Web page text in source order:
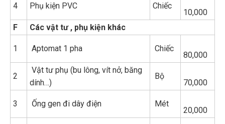
4 Phụ kiện PVC Chiếc
10,000
F
Các vật tư , phụ kiện khác
1 Aptomat 1 pha Chiếc
80,000
2
Vật tư phụ (bu lông, vít nở, băng
dính…)
Bộ
70,000
3 Ống gen đi dây điện Mét
20,000